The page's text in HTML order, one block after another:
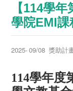
【114學
學院EMI
2025-09/08 獎助計
114學年度